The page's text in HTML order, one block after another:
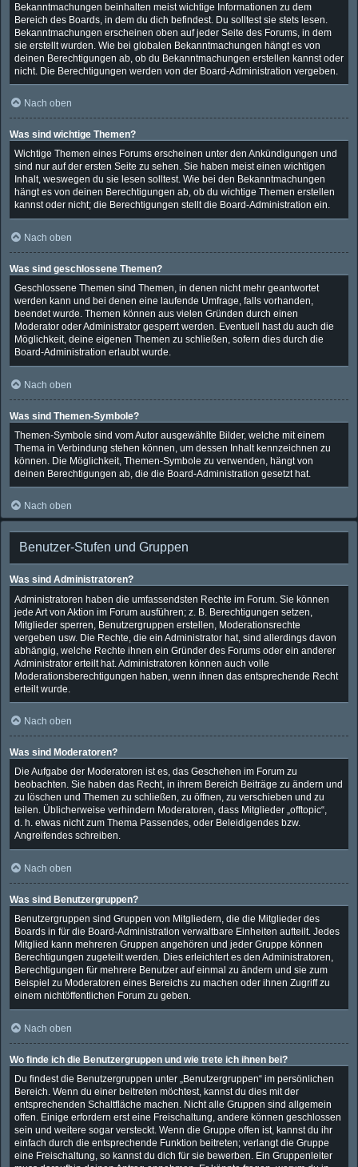
Bekanntmachungen beinhalten meist wichtige Informationen zu dem
Bereich des Boards, in dem du dich befindest. Du solltest sie stets lesen.
Bekanntmachungen erscheinen oben auf jeder Seite des Forums, in dem
sie erstellt wurden. Wie bei globalen Bekanntmachungen hängt es von
deinen Berechtigungen ab, ob du Bekanntmachungen erstellen kannst oder
nicht. Die Berechtigungen werden von der Board-Administration vergeben.
Nach oben
Was sind wichtige Themen?
Wichtige Themen eines Forums erscheinen unter den Ankündigungen und
sind nur auf der ersten Seite zu sehen. Sie haben meist einen wichtigen
Inhalt, weswegen du sie lesen solltest. Wie bei den Bekanntmachungen
hängt es von deinen Berechtigungen ab, ob du wichtige Themen erstellen
kannst oder nicht; die Berechtigungen stellt die Board-Administration ein.
Nach oben
Was sind geschlossene Themen?
Geschlossene Themen sind Themen, in denen nicht mehr geantwortet
werden kann und bei denen eine laufende Umfrage, falls vorhanden,
beendet wurde. Themen können aus vielen Gründen durch einen
Moderator oder Administrator gesperrt werden. Eventuell hast du auch die
Möglichkeit, deine eigenen Themen zu schließen, sofern dies durch die
Board-Administration erlaubt wurde.
Nach oben
Was sind Themen-Symbole?
Themen-Symbole sind vom Autor ausgewählte Bilder, welche mit einem
Thema in Verbindung stehen können, um dessen Inhalt kennzeichnen zu
können. Die Möglichkeit, Themen-Symbole zu verwenden, hängt von
deinen Berechtigungen ab, die die Board-Administration gesetzt hat.
Nach oben
Benutzer-Stufen und Gruppen
Was sind Administratoren?
Administratoren haben die umfassendsten Rechte im Forum. Sie können
jede Art von Aktion im Forum ausführen; z. B. Berechtigungen setzen,
Mitglieder sperren, Benutzergruppen erstellen, Moderationsrechte
vergeben usw. Die Rechte, die ein Administrator hat, sind allerdings davon
abhängig, welche Rechte ihnen ein Gründer des Forums oder ein anderer
Administrator erteilt hat. Administratoren können auch volle
Moderationsberechtigungen haben, wenn ihnen das entsprechende Recht
erteilt wurde.
Nach oben
Was sind Moderatoren?
Die Aufgabe der Moderatoren ist es, das Geschehen im Forum zu
beobachten. Sie haben das Recht, in ihrem Bereich Beiträge zu ändern und
zu löschen und Themen zu schließen, zu öffnen, zu verschieben und zu
teilen. Üblicherweise verhindern Moderatoren, dass Mitglieder „offtopic“,
d. h. etwas nicht zum Thema Passendes, oder Beleidigendes bzw.
Angreifendes schreiben.
Nach oben
Was sind Benutzergruppen?
Benutzergruppen sind Gruppen von Mitgliedern, die die Mitglieder des
Boards in für die Board-Administration verwaltbare Einheiten aufteilt. Jedes
Mitglied kann mehreren Gruppen angehören und jeder Gruppe können
Berechtigungen zugeteilt werden. Dies erleichtert es den Administratoren,
Berechtigungen für mehrere Benutzer auf einmal zu ändern und sie zum
Beispiel zu Moderatoren eines Bereichs zu machen oder ihnen Zugriff zu
einem nichtöffentlichen Forum zu geben.
Nach oben
Wo finde ich die Benutzergruppen und wie trete ich ihnen bei?
Du findest die Benutzergruppen unter „Benutzergruppen“ im persönlichen
Bereich. Wenn du einer beitreten möchtest, kannst du dies mit der
entsprechenden Schaltfläche machen. Nicht alle Gruppen sind allgemein
offen. Einige erfordern erst eine Freischaltung, andere können geschlossen
sein und weitere sogar versteckt. Wenn die Gruppe offen ist, kannst du ihr
einfach durch die entsprechende Funktion beitreten; verlangt die Gruppe
eine Freischaltung, so kannst du dich für sie bewerben. Ein Gruppenleiter